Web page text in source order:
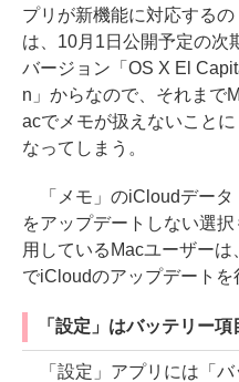
プリが新機能に対応するの
は、10月1日公開予定の次
バージョン「OS X El
n」からなので、それまでM
acでメモが扱えないことに
なってしまう。
「メモ」のiCloudデータ
をアップデートしない選
用しているMacユーザー
でiCloudのアップデートを
「設定」はバッテリー
「設定」アプリには「バ